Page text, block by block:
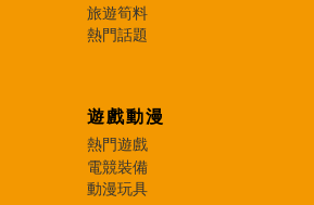
旅遊筍料
熱門話題
遊戲動漫
熱門遊戲
電競裝備
動漫玩具